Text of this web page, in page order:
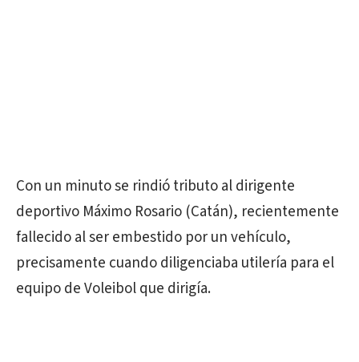
Con un minuto se rindió tributo al dirigente
deportivo Máximo Rosario (Catán), recientemente
fallecido al ser embestido por un vehículo,
precisamente cuando diligenciaba utilería para el
equipo de Voleibol que dirigía.